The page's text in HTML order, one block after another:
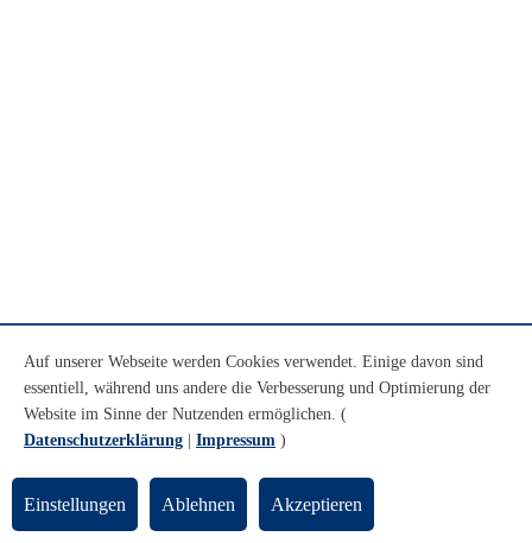
Auf unserer Webseite werden Cookies verwendet. Einige davon sind
essentiell, während uns andere die Verbesserung und Optimierung der
Website im Sinne der Nutzenden ermöglichen. (
Datenschutzerklärung
Impressum )
Einstellungen Ablehnen Akzeptieren